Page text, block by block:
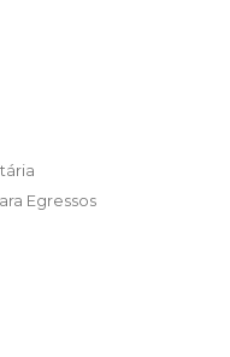
Egressos